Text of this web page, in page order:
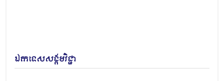
ឯកទេសសង្គមវិជ្ជា